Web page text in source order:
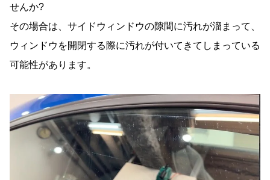
せんか?
その場合は、サイドウィンドウの隙間に汚れが溜まって、
ウィンドウを開閉する際に汚れが付いてきてしまっている
可能性があります。